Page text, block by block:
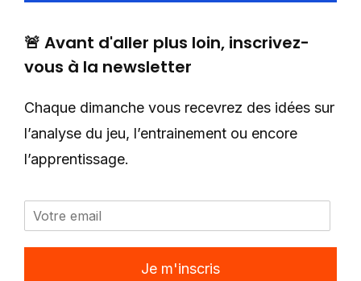
🚨 Avant d'aller plus loin, inscrivez-
vous à la newsletter
Chaque dimanche vous recevrez des idées sur
l’analyse du jeu, l’entrainement ou encore
l’apprentissage.
Je m'inscris